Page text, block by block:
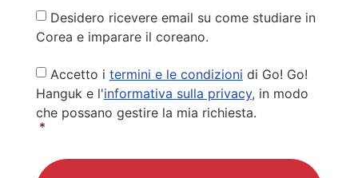
Newsletter
Desidero ricevere email su come studiare in
Corea e imparare il coreano.
Privacy
Policy *
Accetto i termini e le condizioni di Go! Go!
Hanguk e l'informativa sulla privacy, in modo
che possano gestire la mia richiesta.
*